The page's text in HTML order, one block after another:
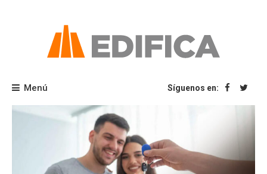
Blog Edifica
Menú Síguenos en: